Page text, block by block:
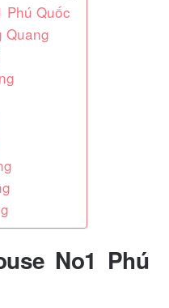
Phú Quốc
Quang
No1 Phú